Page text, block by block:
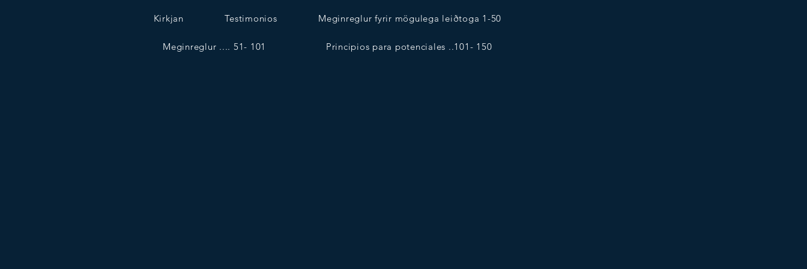
Kirkjan Testimonios Meginreglur fyrir mögulega leiðtoga 1-50
Meginreglur .... 51- 101 Principios para potenciales ..101- 150